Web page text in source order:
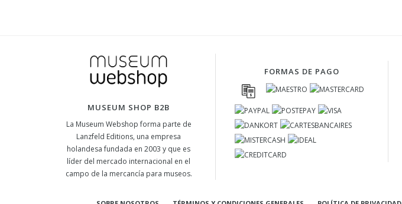
MUSEUM SHOP B2B
La Museum Webshop forma parte de
Lanzfeld Editions, una empresa
holandesa fundada en 2003 y que es
líder del mercado internacional en el
campo de la mercancía para museos.
FORMAS DE PAGO